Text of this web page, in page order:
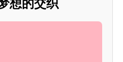
想的交织